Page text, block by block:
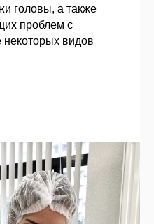
головы, а также
проблем с
некоторых видов